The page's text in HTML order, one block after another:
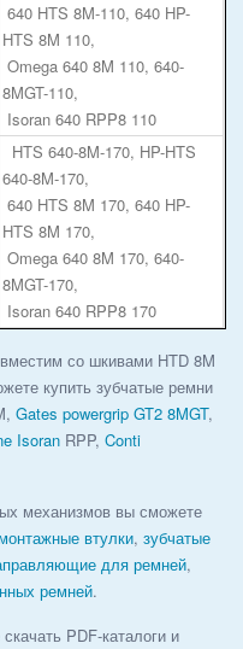
640 HTS 8M-110, 640 HP-
HTS 8M 110,
Omega 640 8M 110, 640-
8MGT-110,
Isoran 640 RPP8 110
HTS 640-8M-170, HP-HTS
640-8M-170,
640 HTS 8M 170, 640 HP-
HTS 8M 170,
Omega 640 8M 170, 640-
8MGT-170,
Isoran 640 RPP8 170
со шкивами HTD 8M
купить зубчатые ремни
Gates powergrip GT2 8MGT,
Isoran RPP, Conti
механизмов вы сможете
монтажные втулки, зубчатые
для ремней,
ремней.
PDF-каталоги и